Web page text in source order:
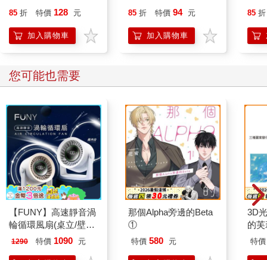
85 折 特價 128 元
加入購物車
85 折 特價 94 元
加入購物車
85 折
您可能也需要
【FUNY】高速靜音渦
輪循環風扇(桌立/壁掛
多場合均適用)
1290 特價 1090 元
那個Alpha旁邊的Beta
①
特價 580 元
3D
的
特價